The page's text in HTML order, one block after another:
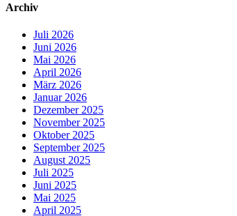
Archiv
Juli 2026
Juni 2026
Mai 2026
April 2026
März 2026
Januar 2026
Dezember 2025
November 2025
Oktober 2025
September 2025
August 2025
Juli 2025
Juni 2025
Mai 2025
April 2025